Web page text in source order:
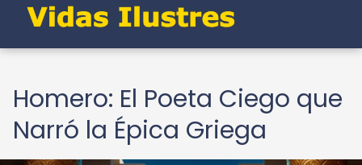
Homero: El Poeta Ciego que
Narró la Épica Griega